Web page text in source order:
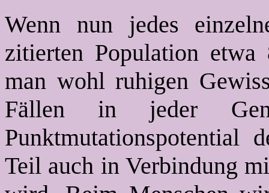
Wenn nun jedes
zitierten Population
man wohl ruhigen
Fällen in jeder
Punktmutationspotential
Teil auch in Verbindung